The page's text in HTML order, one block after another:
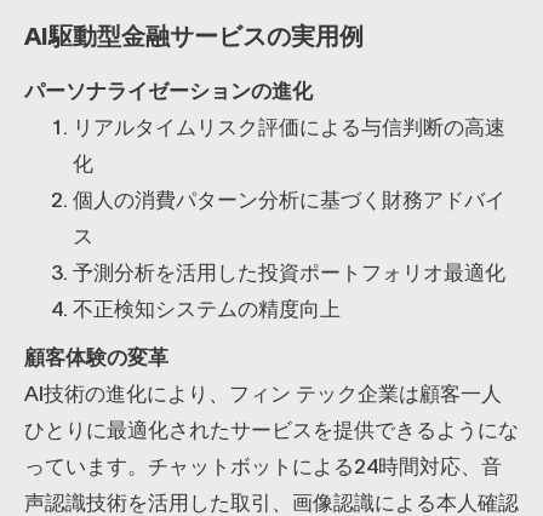
AI駆動型金融サービスの実用例
パーソナライゼーションの進化
リアルタイムリスク評価による与信判断の高速
化
個人の消費パターン分析に基づく財務アドバイ
ス
予測分析を活用した投資ポートフォリオ最適化
不正検知システムの精度向上
顧客体験の変革
AI技術の進化により、フィン テック企業は顧客一人
ひとりに最適化されたサービスを提供できるようにな
っています。チャットボットによる24時間対応、音
声認識技術を活用した取引、画像認識による本人確認